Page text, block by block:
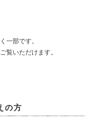
一部です。
覧いただけます。
の方